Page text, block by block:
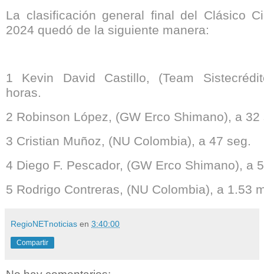
La clasificación general final del Clásico
2024 quedó de la siguiente manera:
1 Kevin David Castillo, (Team
horas.
2 Robinson López, (GW Erco Shimano), a
3 Cristian Muñoz, (NU Colombia), a 47 seg.
4 Diego F. Pescador, (GW Erco Shimano), a
5 Rodrigo Contreras, (NU Colombia), a 1.53
RegioNETnoticias en 3:40:00
Compartir